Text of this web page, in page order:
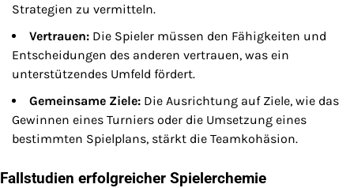
Strategien zu vermitteln.
Vertrauen: Die Spieler müssen den Fähigkeiten und
Entscheidungen des anderen vertrauen, was ein
unterstützendes Umfeld fördert.
Gemeinsame Ziele: Die Ausrichtung auf Ziele, wie das
Gewinnen eines Turniers oder die Umsetzung eines
bestimmten Spielplans, stärkt die Teamkohäsion.
Fallstudien erfolgreicher Spielerchemie